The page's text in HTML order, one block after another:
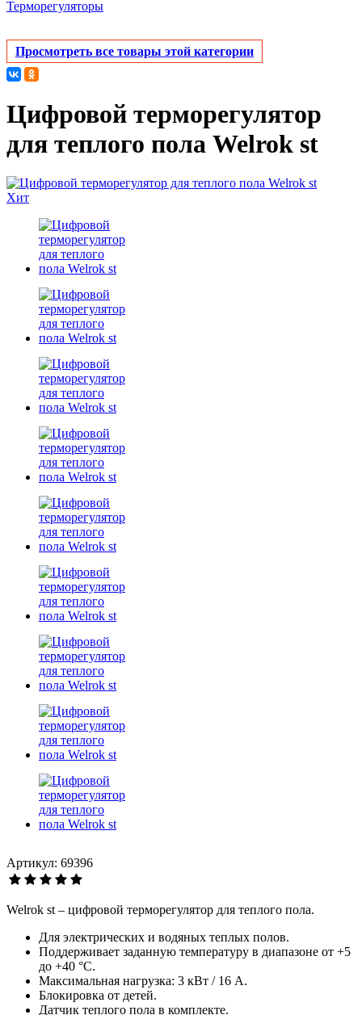
Терморегуляторы
Просмотреть все товары этой категории
Цифровой терморегулятор
для теплого пола Welrok st
Хит
Артикул: 69396
Welrok st – цифровой терморегулятор для теплого пола.
Для электрических и водяных теплых полов.
Поддерживает заданную температуру в диапазоне от +5
до +40 °С.
Максимальная нагрузка: 3 кВт / 16 А.
Блокировка от детей.
Датчик теплого пола в комплекте.